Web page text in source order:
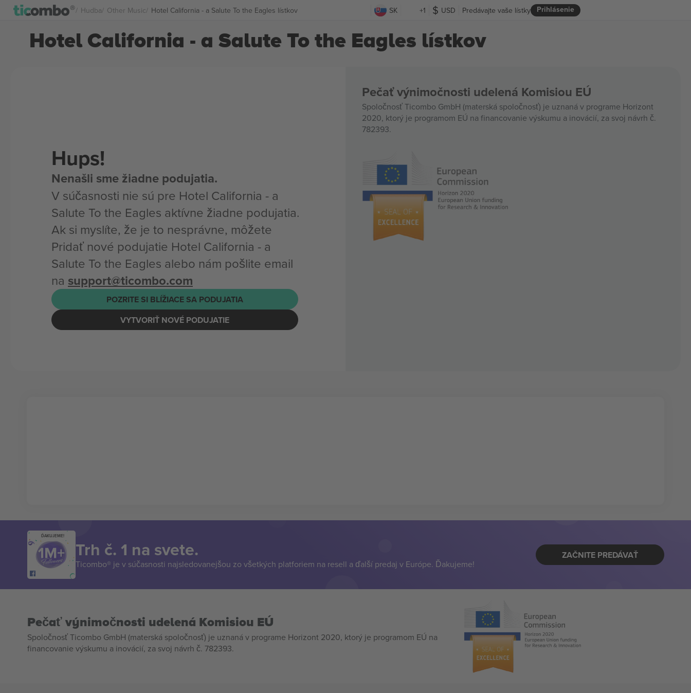
Hudba Other Music Hotel California - a Salute To the Eagles lístkov SK +1 USD Prihlásenie
Predávajte vaše lístky
Hotel California - a Salute To the Eagles lístkov
Hups!
Nenašli sme žiadne podujatia.
V súčasnosti nie sú pre Hotel California - a
Salute To the Eagles aktívne žiadne podujatia.
Ak si myslíte, že je to nesprávne, môžete
Pridať nové podujatie Hotel California - a
Salute To the Eagles alebo nám pošlite email
na support@ticombo.com
POZRITE SI BLÍŽIACE SA PODUJATIA
VYTVORIŤ NOVÉ PODUJATIE
Pečať výnimočnosti udelená Komisiou EÚ
Spoločnosť Ticombo GmbH (materská spoločnosť) je uznaná v programe Horizont
2020, ktorý je programom EÚ na financovanie výskumu a inovácií, za svoj návrh č.
782393.
ĎAKUJEME!
Trh č. 1 na svete.
Ticombo® je v súčasnosti najsledovanejšou zo všetkých platforiem na resell a ďalší predaj v Európe. Ďakujeme!
ZAČNITE PREDÁVAŤ
Pečať výnimočnosti udelená Komisiou EÚ
Spoločnosť Ticombo GmbH (materská spoločnosť) je uznaná v programe Horizont 2020, ktorý je programom EÚ na
financovanie výskumu a inovácií, za svoj návrh č. 782393.